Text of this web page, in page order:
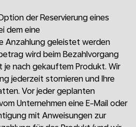
der Reservierung eines
dem eine
Anzahlung geleistet werden
wird beim Bezahlvorgang
je nach gekauftem Produkt. Wir
jederzeit stornieren und Ihre
Vor jeder geplanten
Unternehmen eine E-Mail oder
mit Anweisungen zur